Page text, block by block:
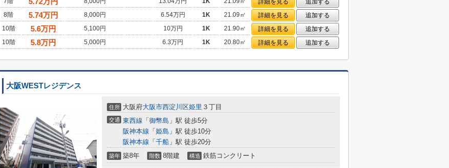
詳細を見る
追加する
8階
5.74万円 8,000円 6.54万円 1K 21.09㎡ 詳細を見る
追加する
10階
5.6万円 5,100円 10万円 1K 21.90㎡ 詳細を見る
追加する
10階
5.8万円 5,000円 6.3万円 1K 20.80㎡ 詳細を見る 追加する
大阪WESTレジデンス
住所 大阪府大阪市西淀川区姫里 ３丁目
交通 東西線 「 御幣島 」駅 徒歩5分
阪神本線 「 姫島 」駅 徒歩10分
阪神本線 「 千船 」駅 徒歩20分
築年 築8年 階数 8階建 構造 鉄筋コンクリート